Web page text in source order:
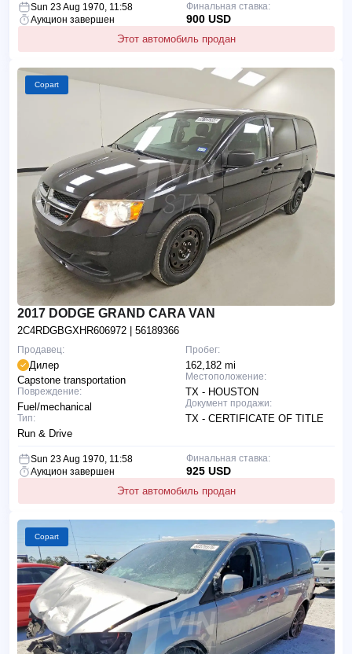
Sun 23 Aug 1970, 11:58
Аукцион завершен
Этот автомобиль продан
Финальная ставка:
900 USD
Copart
2017 DODGE GRAND CARA VAN
2C4RDGBGXHR606972 | 56189366
Пробег:
162,182 mi
Местоположение:
TX - HOUSTON
Документ продажи:
TX - CERTIFICATE OF TITLE
Продавец:
Дилер
Capstone transportation
Повреждение:
Fuel/mechanical
Тип:
Run & Drive
Sun 23 Aug 1970, 11:58
Аукцион завершен
Этот автомобиль продан
Финальная ставка:
925 USD
Copart